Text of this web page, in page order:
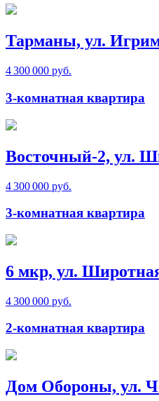
Тарманы, ул.
4 300 000 руб.
3-комнатная квартира
Восточный-2, ул.
4 300 000 руб.
3-комнатная квартира
6 мкр, ул.
4 300 000 руб.
2-комнатная квартира
Дом Обороны, ул.